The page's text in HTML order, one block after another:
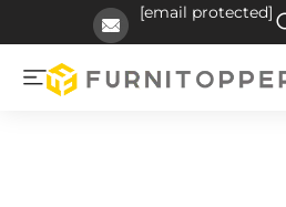
[email protected]